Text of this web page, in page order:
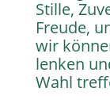
Stille,
Freude,
wir
lenken
Wahl